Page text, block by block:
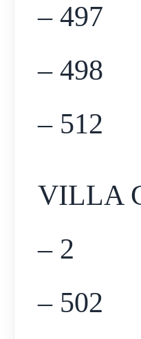
– 497
– 498
– 512
VILLA
– 2
– 502